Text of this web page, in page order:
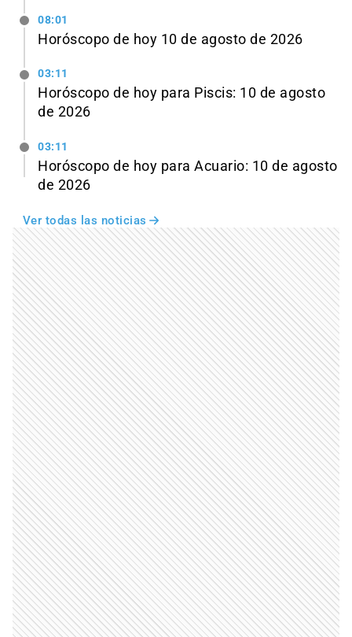
08:01
Horóscopo de hoy 10 de agosto de 2026
03:11
Horóscopo de hoy para Piscis: 10 de agosto
de 2026
03:11
Horóscopo de hoy para Acuario: 10 de agosto
de 2026
Ver todas las noticias